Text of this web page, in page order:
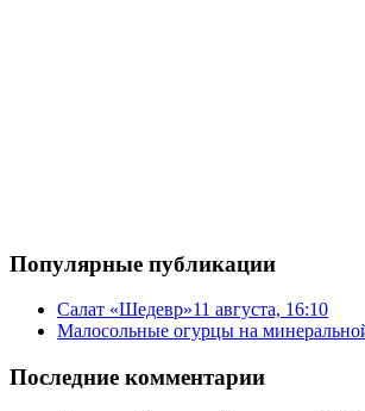
Популярные публикации
Салат «Шедевр»11 августа, 16:10
Малосольные огурцы на
Последние комментарии